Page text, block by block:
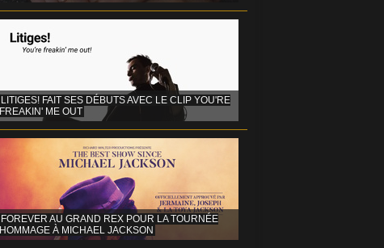
LITIGES! FAIT SES DÉBUTS AVEC LE CLIP YOU'RE
FREAKIN' ME OUT
FOREVER AU GRAND REX POUR LA TOURNÉE
HOMMAGE À MICHAEL JACKSON